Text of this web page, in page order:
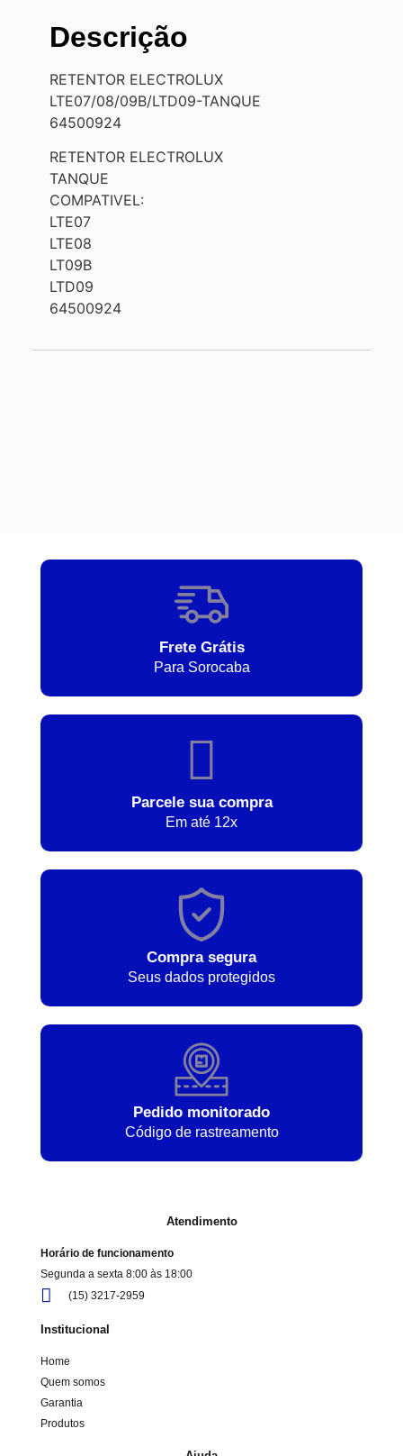
Descrição
RETENTOR ELECTROLUX
LTE07/08/09B/LTD09-TANQUE
64500924
RETENTOR ELECTROLUX
TANQUE
COMPATIVEL:
LTE07
LTE08
LT09B
LTD09
64500924
Frete Grátis
Para Sorocaba
Parcele sua compra
Em até 12x
Compra segura
Seus dados protegidos
Pedido monitorado
Código de rastreamento
Atendimento
Horário de funcionamento
Segunda a sexta 8:00 às 18:00
(15) 3217-2959
Institucional
Home
Quem somos
Garantia
Produtos